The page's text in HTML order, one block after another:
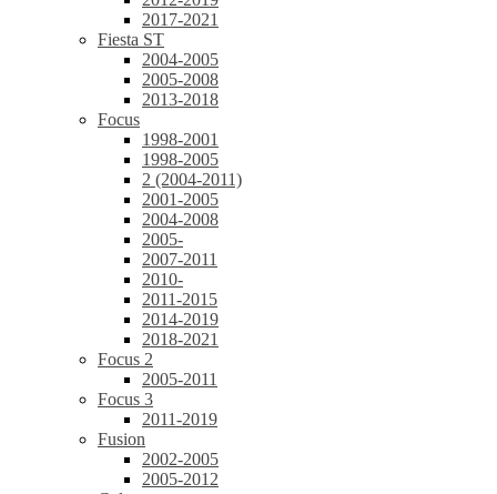
2017-2021
Fiesta ST
2004-2005
2005-2008
2013-2018
Focus
1998-2001
1998-2005
2 (2004-2011)
2001-2005
2004-2008
2005-
2007-2011
2010-
2011-2015
2014-2019
2018-2021
Focus 2
2005-2011
Focus 3
2011-2019
Fusion
2002-2005
2005-2012